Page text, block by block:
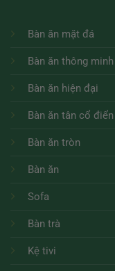
Bàn ăn mặt đá
Bàn ăn thông minh
Bàn ăn hiện đại
Bàn ăn tân cổ điển
Bàn ăn tròn
Bàn ăn
Sofa
Bàn trà
Kệ tivi